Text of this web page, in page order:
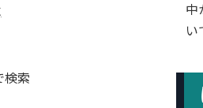
中
い
検索